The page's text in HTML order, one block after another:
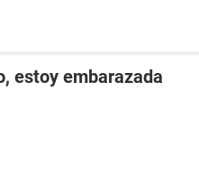
estoy embarazada